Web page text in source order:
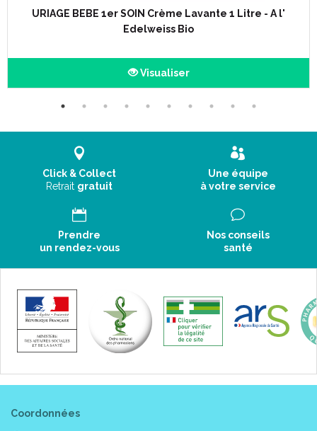
URIAGE BEBE 1er SOIN Crème Lavante 1 Litre - A l'
Edelweiss Bio
Visualiser
Click & Collect
Retrait gratuit
Une équipe
à votre service
Prendre
un rendez-vous
Nos conseils
santé
Coordonnées